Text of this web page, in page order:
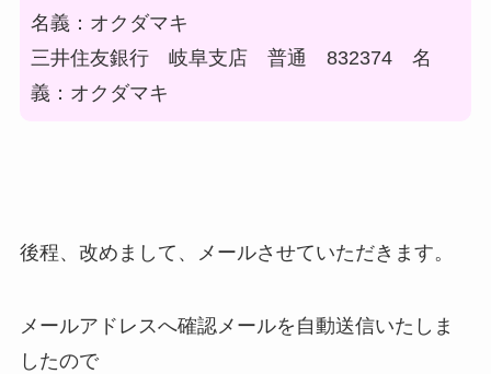
名義：オクダマキ
三井住友銀行 岐阜支店 普通 832374 名
義：オクダマキ
後程、改めまして、メールさせていただきます。
メールアドレスへ確認メールを自動送信いたしま
したので